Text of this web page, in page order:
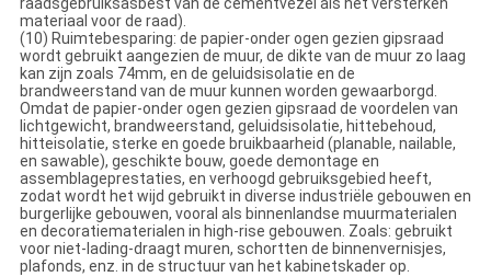
raadsgebruiksasbest van de cementvezel als het versterken
materiaal voor de raad).
(10) Ruimtebesparing: de papier-onder ogen gezien gipsraad
wordt gebruikt aangezien de muur, de dikte van de muur zo laag
kan zijn zoals 74mm, en de geluidsisolatie en de
brandweerstand van de muur kunnen worden gewaarborgd.
Omdat de papier-onder ogen gezien gipsraad de voordelen van
lichtgewicht, brandweerstand, geluidsisolatie, hittebehoud,
hitteisolatie, sterke en goede bruikbaarheid (planable, nailable,
en sawable), geschikte bouw, goede demontage en
assemblageprestaties, en verhoogd gebruiksgebied heeft,
zodat wordt het wijd gebruikt in diverse industriële gebouwen en
burgerlijke gebouwen, vooral als binnenlandse muurmaterialen
en decoratiematerialen in high-rise gebouwen. Zoals: gebruikt
voor niet-lading-draagt muren, schortten de binnenvernisjes,
plafonds, enz. in de structuur van het kabinetskader op.